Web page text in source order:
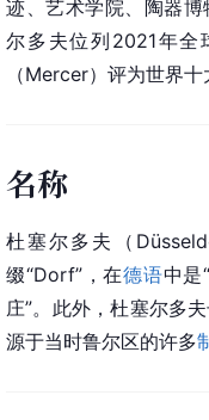
迹、艺术学院、陶器
尔多夫位列2021年
（Mercer）评为世界
名称
杜塞尔多夫（
缀“Dorf”，在德语中是
庄”。此外，杜塞尔多
源于当时鲁尔区的许多